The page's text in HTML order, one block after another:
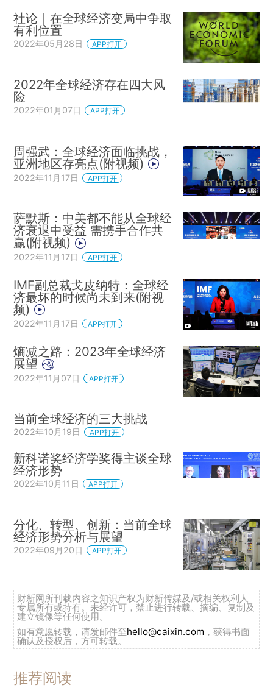
社论｜在全球经济变局中争取
有利位置
2022年05月28日 APP打开
2022年全球经济存在四大风
险
2022年01月07日 APP打开
周强武：全球经济面临挑战，
亚洲地区存亮点(附视频)
2022年11月17日 APP打开
萨默斯：中美都不能从全球经
济衰退中受益 需携手合作共
赢(附视频)
2022年11月17日 APP打开
IMF副总裁戈皮纳特：全球经
济最坏的时候尚未到来(附视
频)
2022年11月17日 APP打开
熵减之路：2023年全球经济
展望
2022年11月07日 APP打开
当前全球经济的三大挑战
2022年10月19日 APP打开
新科诺奖经济学奖得主谈全球
经济形势
2022年10月11日 APP打开
分化、转型、创新：当前全球
经济形势分析与展望
2022年09月20日 APP打开
财新网所刊载内容之知识产权为财新传媒及/或相关权利人
专属所有或持有。未经许可，禁止进行转载、摘编、复制及
建立镜像等任何使用。
如有意愿转载，请发邮件至hello@caixin.com ，获得书面
确认及授权后，方可转载。
推荐阅读